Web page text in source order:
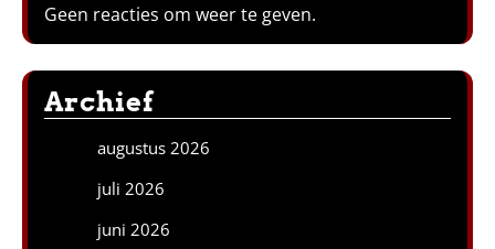
Geen reacties om weer te geven.
Archief
augustus 2026
juli 2026
juni 2026